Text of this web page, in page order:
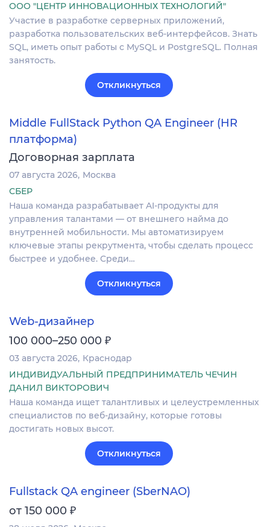
ООО "ЦЕНТР ИННОВАЦИОННЫХ ТЕХНОЛОГИЙ"
Участие в разработке серверных приложений,
разработка пользовательских веб-интерфейсов. Знать
SQL, иметь опыт работы с MySQL и PostgreSQL. Полная
занятость.
Откликнуться
Middle FullStack Python QA Engineer (HR
платформа)
Договорная зарплата
07 августа 2026 Москва
СБЕР
Наша команда разрабатывает AI-продукты для
управления талантами — от внешнего найма до
внутренней мобильности. Мы автоматизируем
ключевые этапы рекрутмента, чтобы сделать процесс
быстрее и удобнее. Среди…
Откликнуться
Web-дизайнер
100 000–250 000 ₽
03 августа 2026 Краснодар
ИНДИВИДУАЛЬНЫЙ ПРЕДПРИНИМАТЕЛЬ ЧЕЧИН
ДАНИЛ ВИКТОРОВИЧ
Наша команда ищет талантливых и целеустремленных
специалистов по веб-дизайну, которые готовы
достигать новых высот.
Откликнуться
Fullstack QA engineer (SberNAO)
от 150 000 ₽